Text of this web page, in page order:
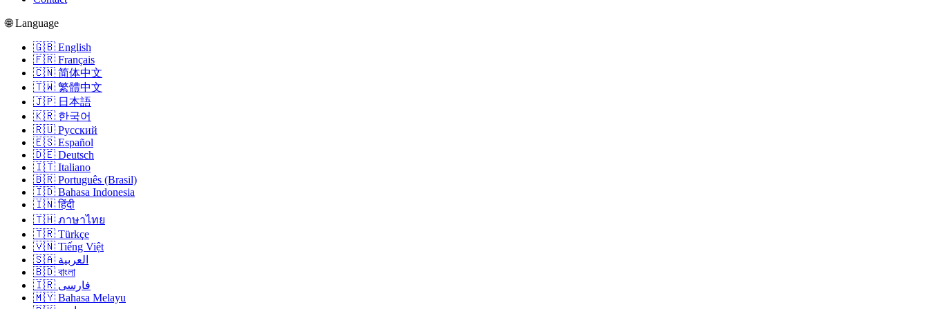
🌐 Language
🇬🇧 English
🇫🇷 Français
🇨🇳 简体中文
🇹🇼 繁體中文
🇯🇵 日本語
🇰🇷 한국어
🇷🇺 Русский
🇪🇸 Español
🇩🇪 Deutsch
🇮🇹 Italiano
🇧🇷 Português (Brasil)
🇮🇩 Bahasa Indonesia
🇮🇳 हिंदी
🇹🇭 ภาษาไทย
🇹🇷 Türkçe
🇻🇳 Tiếng Việt
🇸🇦 العربية
🇧🇩 বাংলা
🇮🇷 فارسی
🇲🇾 Bahasa Melayu